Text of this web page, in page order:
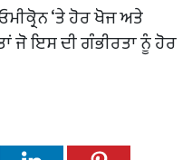
‘ਤੇ ਹੋਰ ਖੋਜ ਅਤੇ
ਜੋ ਇਸ ਦੀ ਗੰਭੀਰਤਾ ਨੂੰ ਹੋਰ